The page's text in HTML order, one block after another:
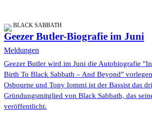
BLACK SABBATH
Geezer Butler-Biografie im Juni
Meldungen
Geezer Butler wird im Juni die Autobiografie
Birth To Black Sabbath – And Beyond"
Osbourne und Tony Iommi ist der Bassist das
Gründungsmitglied von Black Sabbath, das
veröffentlicht.